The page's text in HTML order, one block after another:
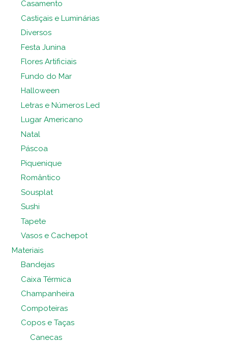
Casamento
Castiçais e Luminárias
Diversos
Festa Junina
Flores Artificiais
Fundo do Mar
Halloween
Letras e Números Led
Lugar Americano
Natal
Páscoa
Piquenique
Romântico
Sousplat
Sushi
Tapete
Vasos e Cachepot
Materiais
Bandejas
Caixa Térmica
Champanheira
Compoteiras
Copos e Taças
Canecas